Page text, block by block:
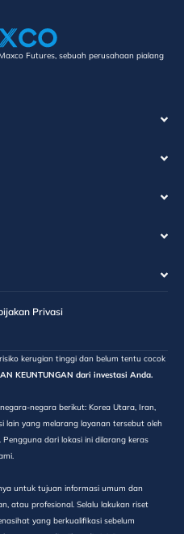
Futures, sebuah perusahaan pialang
Privasi
kerugian tinggi dan belum tentu cocok
KEUNTUNGAN dari investasi Anda.
negara berikut: Korea Utara, Iran,
lain yang melarang layanan tersebut oleh
dari lokasi ini dilarang keras
untuk tujuan informasi umum dan
atau profesional. Selalu lakukan riset
yang berkualifikasi sebelum